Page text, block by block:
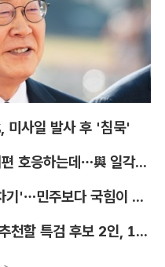
미사일 발사 후 '침묵'
[주간政談<상>] 부동산 세재개편 호응하는데…與 일각의 속내
[주간政談<하>] 서범수 '돌려차기'…민주보다 국힘이 더 발끈
선관위 특검 추천위 "대통령에 추천할 특검 후보 2인, 14일 확정"